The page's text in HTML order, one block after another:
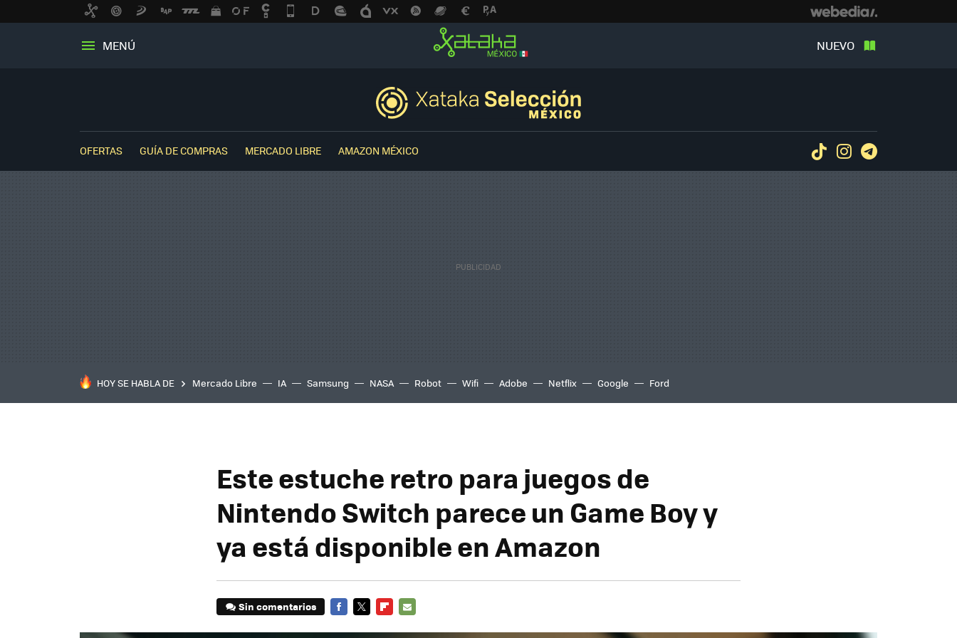
MENÚ NUEVO
OFERTAS GUÍA DE COMPRAS MERCADO LIBRE AMAZON MÉXICO TiktokInstagram
HOY SE HABLA DE Mercado Libre IA Samsung NASA Robot Wifi Adobe Netflix Google Ford
Este estuche retro para juegos de
Nintendo Switch parece un Game Boy y
ya está disponible en Amazon
Sin comentarios